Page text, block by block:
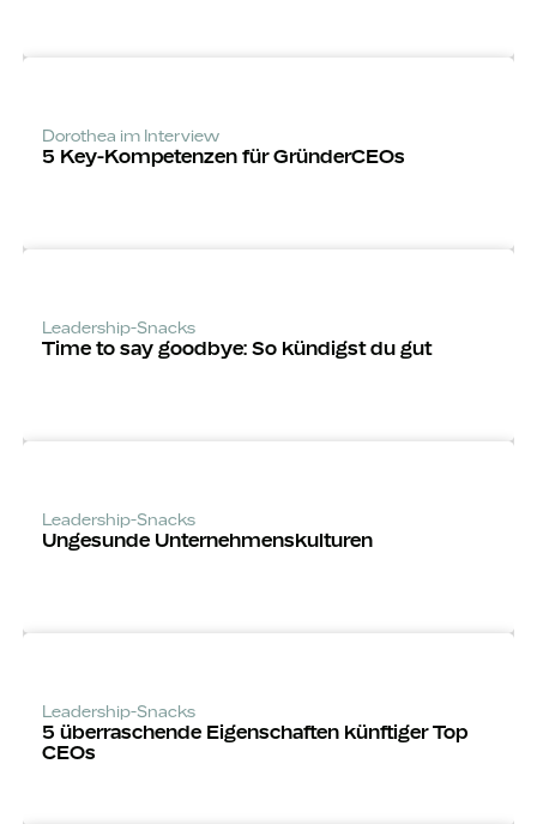
Dorothea im Interview
5 Key-Kompeten­zen für GründerCEOs
Leadership-Snacks
Time to say goodbye: So kündigst du gut
Leadership-Snacks
Ungesunde Unternehmens­kulturen
Leadership-Snacks
5 über­raschende Eigenschaften künftiger Top
CEOs